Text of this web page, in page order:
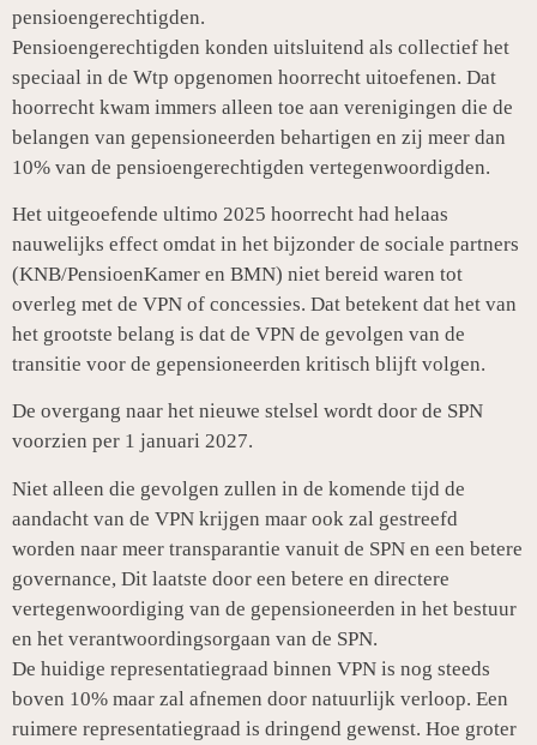
pensioengerechtigden.
Pensioengerechtigden konden uitsluitend als collectief het
speciaal in de Wtp opgenomen hoorrecht uitoefenen. Dat
hoorrecht kwam immers alleen toe aan verenigingen die de
belangen van gepensioneerden behartigen en zij meer dan
10% van de pensioengerechtigden vertegenwoordigden.
Het uitgeoefende ultimo 2025 hoorrecht had helaas
nauwelijks effect omdat in het bijzonder de sociale partners
(KNB/PensioenKamer en BMN) niet bereid waren tot
overleg met de VPN of concessies. Dat betekent dat het van
het grootste belang is dat de VPN de gevolgen van de
transitie voor de gepensioneerden kritisch blijft volgen.
De overgang naar het nieuwe stelsel wordt door de SPN
voorzien per 1 januari 2027.
Niet alleen die gevolgen zullen in de komende tijd de
aandacht van de VPN krijgen maar ook zal gestreefd
worden naar meer transparantie vanuit de SPN en een betere
governance, Dit laatste door een betere en directere
vertegenwoordiging van de gepensioneerden in het bestuur
en het verantwoordingsorgaan van de SPN.
De huidige representatiegraad binnen VPN is nog steeds
boven 10% maar zal afnemen door natuurlijk verloop. Een
ruimere representatiegraad is dringend gewenst. Hoe groter